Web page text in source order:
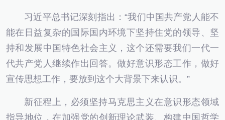
习近平总书记深刻指出：“我们中国共产党人能不
能在日益复杂的国际国内环境下坚持住党的领导、坚
持和发展中国特色社会主义，这个还需要我们一代一
代共产党人继续作出回答。做好意识形态工作，做好
宣传思想工作，要放到这个大背景下来认识。”
新征程上，必须坚持马克思主义在意识形态领域
指导地位，在加强党的创新理论武装、构建中国哲学